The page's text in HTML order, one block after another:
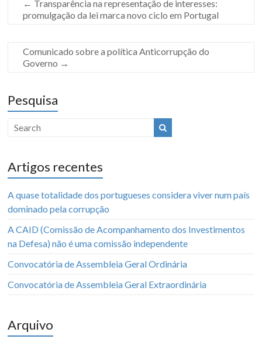
← Transparência na representação de interesses:
promulgação da lei marca novo ciclo em Portugal
Comunicado sobre a política Anticorrupção do
Governo →
Pesquisa
Artigos recentes
A quase totalidade dos portugueses considera viver num país
dominado pela corrupção
A CAID (Comissão de Acompanhamento dos Investimentos
na Defesa) não é uma comissão independente
Convocatória de Assembleia Geral Ordinária
Convocatória de Assembleia Geral Extraordinária
Arquivo